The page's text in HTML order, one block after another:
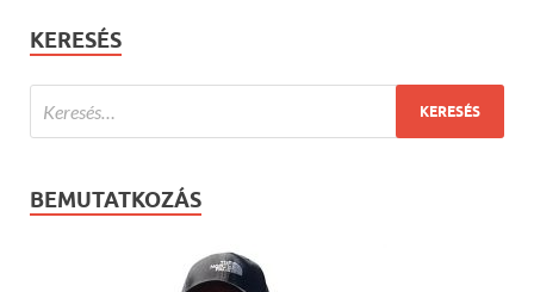
KERESÉS
BEMUTATKOZÁS